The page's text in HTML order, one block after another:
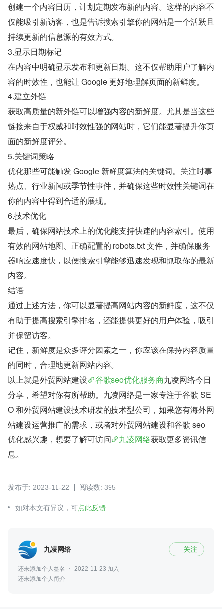
创建一个内容日历，计划定期发布新的内容。这样的内容不
仅能吸引新访客，也是告诉搜索引擎你的网站是一个活跃且
持续更新的信息源的有效方式。
3.显示日期标记
在内容中明确显示发布和更新日期。这不仅帮助用户了解内
容的时效性，也能让 Google 更好地理解页面的新鲜度。
4.建立外链
获取高质量的新外链可以增强内容的新鲜度。尤其是当这些
链接来自于权威和时效性强的网站时，它们能显著提升你页
面的新鲜度评分。
5.关键词策略
优化那些可能触发 Google 新鲜度算法的关键词。关注时事
热点、行业新闻或季节性事件，并确保这些时效性关键词在
你的内容中得到合适的展现。
6.技术优化
最后，确保网站技术上的优化能支持快速的内容索引。使用
有效的网站地图、正确配置的 robots.txt 文件，并确保服务
器响应速度快，以便搜索引擎能够迅速发现和抓取你的最新
内容。
结语
通过上述方法，你可以显著提高网站内容的新鲜度，这不仅
有助于提高搜索引擎排名，还能提供更好的用户体验，吸引
并保留访客。
记住，新鲜度是众多评分因素之一，你应该在保持内容质量
的同时，合理地更新网站内容。
以上就是外贸网站建设
谷歌seo优化服务商九凌网络今日
分享，希望对你有所帮助。九凌网络是一家专注于谷歌 SE
O 和外贸网站建设技术研发的技术型公司，如果您有海外网
站建设运营推广的需求，或者对外贸网站建设和谷歌 seo
优化感兴趣，想要了解可访问
九凌网络获取更多资讯信
息。
发布于: 2023-11-22 阅读数: 395
如对本文有异议，可点此反馈
九凌网络  关注
还未添加个人签名
2022-11-23 加入
还未添加个人简介